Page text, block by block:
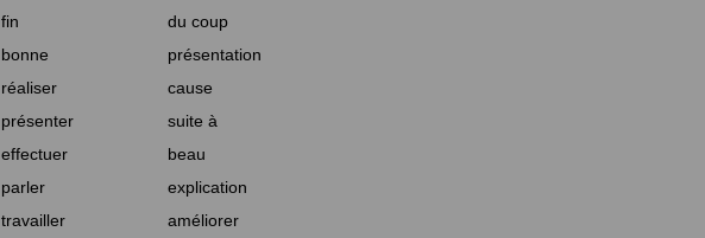
fin
du coup
bonne
présentation
réaliser
cause
présenter
suite à
effectuer
beau
parler
explication
travailler améliorer